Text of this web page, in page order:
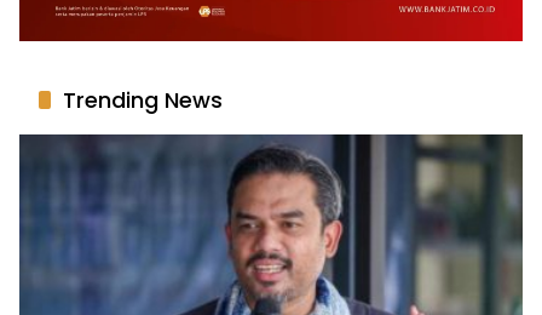
Trending News